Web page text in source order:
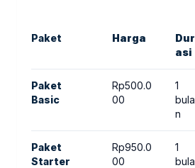
Paket Harga
Dur
asi
Paket
Basic
Rp500.0
00
1
bula
n
Paket
Starter
Rp950.0
00
1
bula